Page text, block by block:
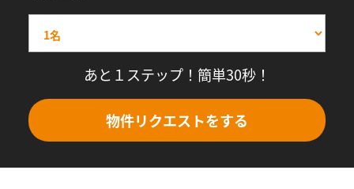
あと１ステップ！簡単30秒！
物件リクエストをする